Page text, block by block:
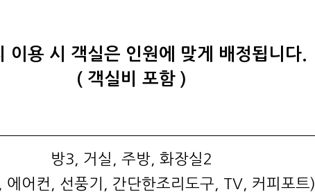
이용 시 객실은 인원에 맞게 배정됩니다.
( 객실비 포함 )
방3, 거실, 주방, 화장실2
에어컨, 선풍기, 간단한조리도구, TV, 커피포트)